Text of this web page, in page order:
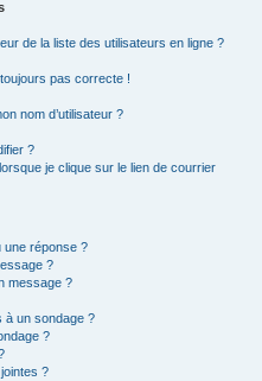
de la liste des utilisateurs en ligne ?
toujours pas correcte !
nom d’utilisateur ?
?
je clique sur le lien de courrier
une réponse ?
?
message ?
à un sondage ?
?
?